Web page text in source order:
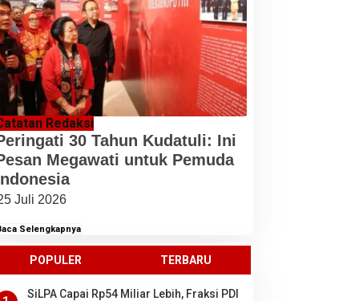
Redaksi
30 Tahun Kudatuli: Ini
Megawati untuk Pemuda
Juli 2026
Selengkapnya
POPULER TERBARU
SiLPA Capai Rp54 Miliar Lebih, Fraksi PDI